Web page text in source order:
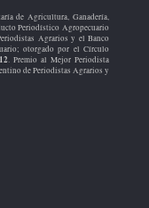
de Agricultura, Ganadería,
Periodístico Agropecuario
Agrarios y el Banco
otorgado por el Círculo
. Premio al Mejor Periodista
de Periodistas Agrarios y